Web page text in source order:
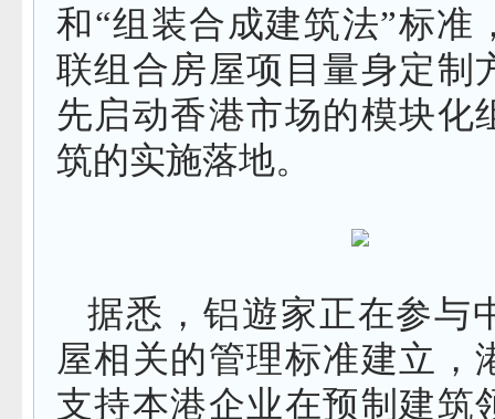
和“组装合成建筑法”标准
联组合房屋项目量身定制
先启动香港市场的模块化
筑的实施落地。
据悉，铝遊家正在参与
屋相关的管理标准建立，
支持本港企业在预制建筑